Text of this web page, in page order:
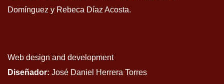
Domínguez y Rebeca Díaz Acosta.
Web design and development
Diseñador: José Daniel Herrera Torres